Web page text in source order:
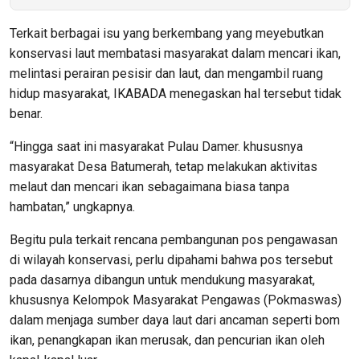
Terkait berbagai isu yang berkembang yang meyebutkan
konservasi laut membatasi masyarakat dalam mencari ikan,
melintasi perairan pesisir dan laut, dan mengambil ruang
hidup masyarakat, IKABADA menegaskan hal tersebut tidak
benar.
“Hingga saat ini masyarakat Pulau Damer. khususnya
masyarakat Desa Batumerah, tetap melakukan aktivitas
melaut dan mencari ikan sebagaimana biasa tanpa
hambatan,” ungkapnya.
Begitu pula terkait rencana pembangunan pos pengawasan
di wilayah konservasi, perlu dipahami bahwa pos tersebut
pada dasarnya dibangun untuk mendukung masyarakat,
khususnya Kelompok Masyarakat Pengawas (Pokmaswas)
dalam menjaga sumber daya laut dari ancaman seperti bom
ikan, penangkapan ikan merusak, dan pencurian ikan oleh